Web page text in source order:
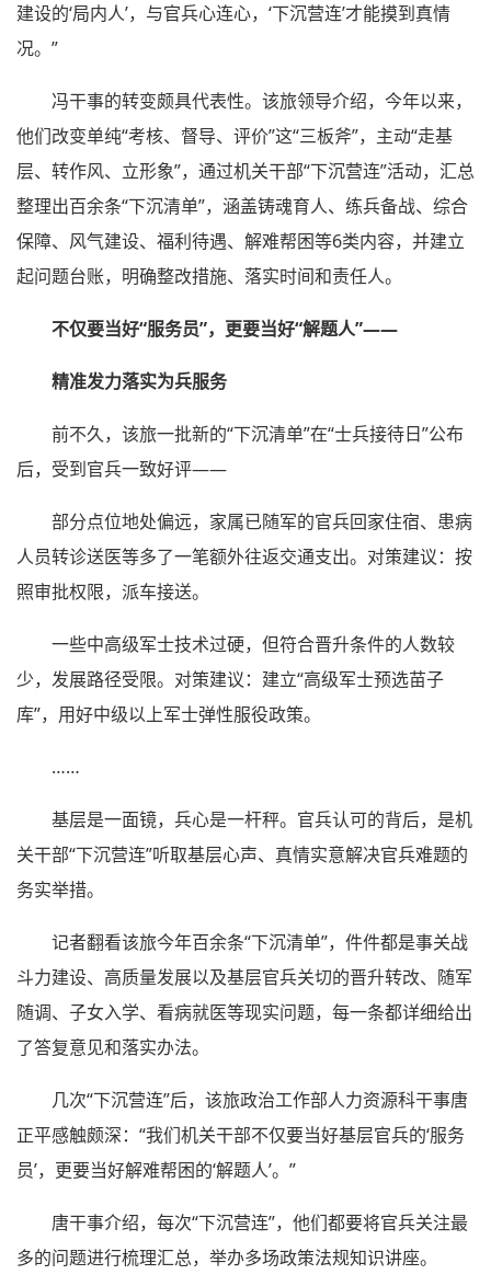
建设的‘局内人’，与官兵心连心，‘下沉营连’才能摸到真情
况。”
冯干事的转变颇具代表性。该旅领导介绍，今年以来，
他们改变单纯“考核、督导、评价”这“三板斧”，主动“走基
层、转作风、立形象”，通过机关干部“下沉营连”活动，汇总
整理出百余条“下沉清单”，涵盖铸魂育人、练兵备战、综合
保障、风气建设、福利待遇、解难帮困等6类内容，并建立
起问题台账，明确整改措施、落实时间和责任人。
不仅要当好“服务员”，更要当好“解题人”——
精准发力落实为兵服务
前不久，该旅一批新的“下沉清单”在“士兵接待日”公布
后，受到官兵一致好评——
部分点位地处偏远，家属已随军的官兵回家住宿、患病
人员转诊送医等多了一笔额外往返交通支出。对策建议：按
照审批权限，派车接送。
一些中高级军士技术过硬，但符合晋升条件的人数较
少，发展路径受限。对策建议：建立“高级军士预选苗子
库”，用好中级以上军士弹性服役政策。
……
基层是一面镜，兵心是一杆秤。官兵认可的背后，是机
关干部“下沉营连”听取基层心声、真情实意解决官兵难题的
务实举措。
记者翻看该旅今年百余条“下沉清单”，件件都是事关战
斗力建设、高质量发展以及基层官兵关切的晋升转改、随军
随调、子女入学、看病就医等现实问题，每一条都详细给出
了答复意见和落实办法。
几次“下沉营连”后，该旅政治工作部人力资源科干事唐
正平感触颇深：“我们机关干部不仅要当好基层官兵的‘服务
员’，更要当好解难帮困的‘解题人’。”
唐干事介绍，每次“下沉营连”，他们都要将官兵关注最
多的问题进行梳理汇总，举办多场政策法规知识讲座。